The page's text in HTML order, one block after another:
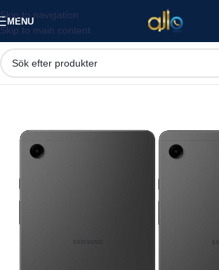
Skip to navigation
Skip to main content
MENU